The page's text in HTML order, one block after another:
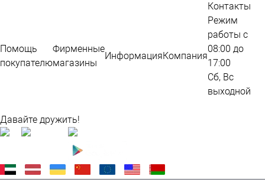
Помощь
покупателю
Фирменные
магазины
ИнформацияКомпания
Контакты
Режим
работы с
08:00 до
17:00
Сб, Вс
выходной
Давайте дружить!